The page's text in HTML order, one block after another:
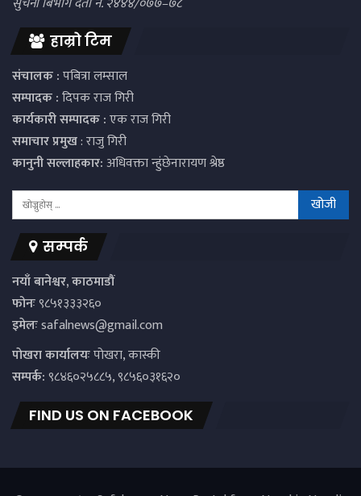
हाम्रो टिम
संचालक :पबित्रा लम्साल
सम्पादक :दिपक राज गिरी
कार्यकारी सम्पादक :एक राज गिरी
समाचार प्रमुख: राजु गिरी
कानुनी सल्लाहकार:अधिवक्ता न्हुंछेनारायण श्रेष्ठ
सम्पर्क
नयाँ बानेश्वर, काठमाडौं
फोनः९८५१३३३२६०
इमेलःsafalnews@gmail.com
पाेखरा कार्यालयःपोखरा, कास्की
सम्पर्क:९८४६०२५८८५, ९८५६०३१६२०
FIND US ON FACEBOOK